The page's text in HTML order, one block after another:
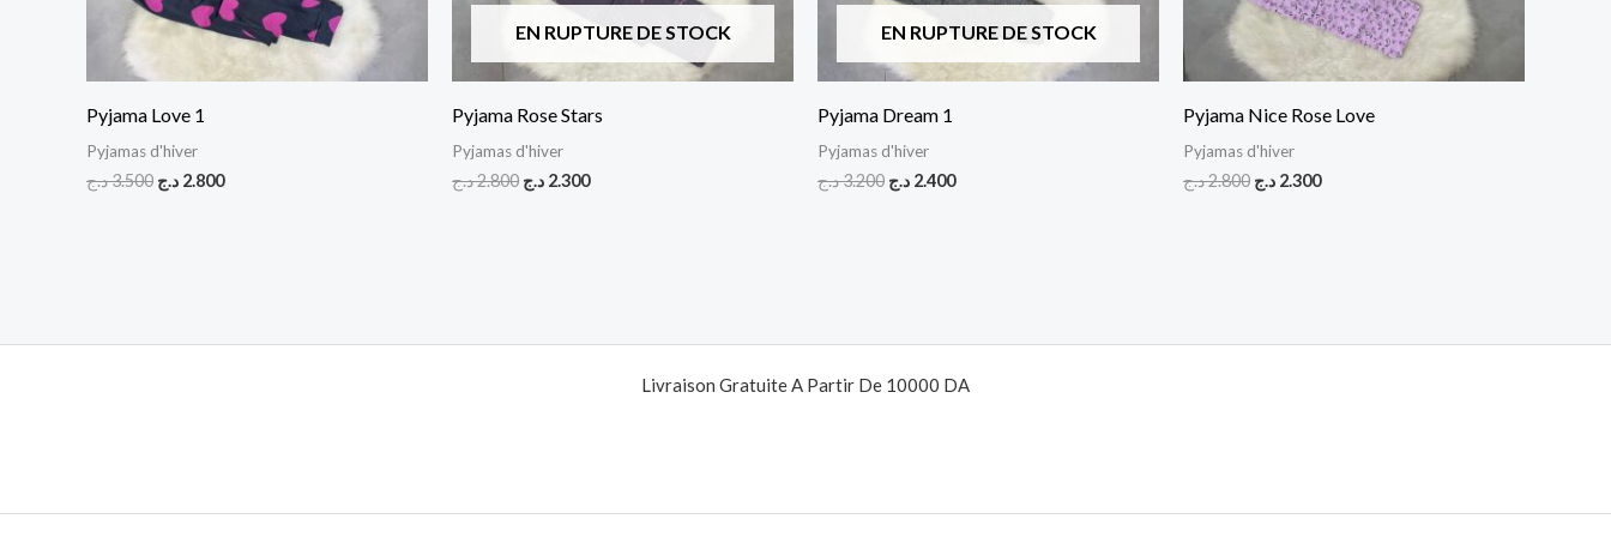
Pyjama Love 1
Pyjamas d'hiver
3.500د.ج 2.800 د.ج
EN RUPTURE DE STOCK
Pyjama Rose Stars
Pyjamas d'hiver
2.800د.ج 2.300 د.ج
EN RUPTURE DE STOCK
Pyjama Dream 1
Pyjamas d'hiver
3.200د.ج 2.400 د.ج
Pyjama Nice Rose Love
Pyjamas d'hiver
2.800د.ج 2.300 د.ج
Livraison Gratuite A Partir De 10000 DA